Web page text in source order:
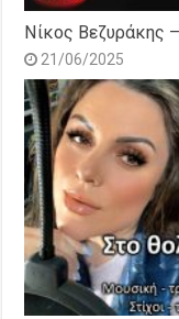
Νίκος Βεζυράκης
21/06/2025